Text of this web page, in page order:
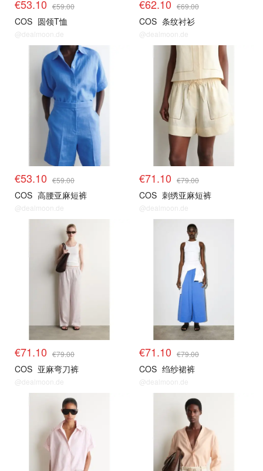
€53.10 €59.00
COS 圆领T恤
@dealmoon.de
€62.10 €69.00
COS 条纹衬衫
@dealmoon.de
€53.10 €59.00
COS 高腰亚麻短裤
@dealmoon.de
€71.10 €79.00
COS 刺绣亚麻短裤
@dealmoon.de
€71.10 €79.00
COS 亚麻弯刀裤
@dealmoon.de
€71.10 €79.00
COS 绉纱裙裤
@dealmoon.de